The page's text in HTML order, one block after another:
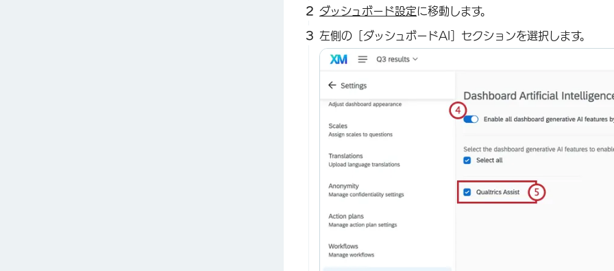
ダッシュボード設定に移動します。
左側の［ダッシュボードAI］セクションを選択します。